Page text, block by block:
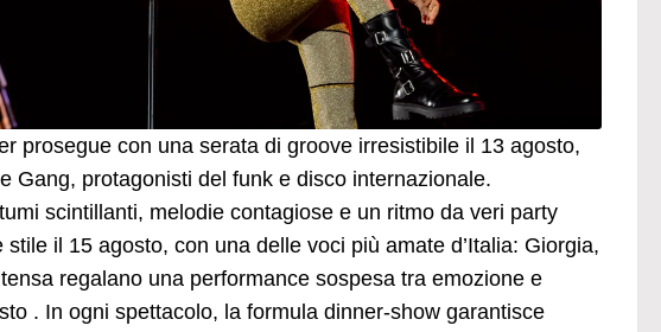
prosegue con una serata di groove irresistibile il 13 agosto,
Gang, protagonisti del funk e disco internazionale.
scintillanti, melodie contagiose e un ritmo da veri party
il 15 agosto, con una delle voci più amate d’Italia: Giorgia,
regalano una performance sospesa tra emozione e
. In ogni spettacolo, la formula dinner-show garantisce